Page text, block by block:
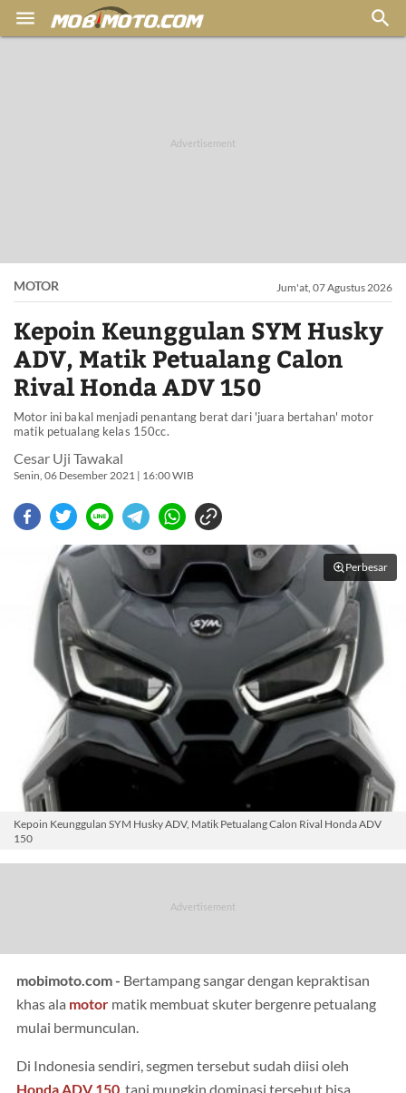
 
MOTOR Jum'at, 07 Agustus 2026
Kepoin Keunggulan SYM Husky
ADV, Matik Petualang Calon
Rival Honda ADV 150
Motor ini bakal menjadi penantang berat dari 'juara bertahan' motor
matik petualang kelas 150cc.
Cesar Uji Tawakal
Senin, 06 Desember 2021 | 16:00 WIB
Perbesar
Kepoin Keunggulan SYM Husky ADV, Matik Petualang Calon Rival Honda ADV
150
mobimoto.com - Bertampang sangar dengan kepraktisan
khas ala motor matik membuat skuter bergenre petualang
mulai bermunculan.
Di Indonesia sendiri, segmen tersebut sudah diisi oleh
Honda ADV 150 , tapi mungkin dominasi tersebut bisa